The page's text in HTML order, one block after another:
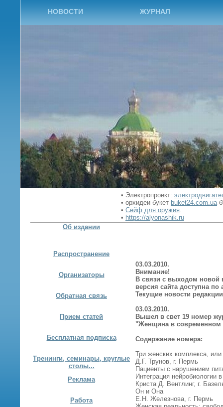
НОВОСТИ ЖУРНАЛ
• Электропроект:
• орхидеи букет buket24.com.ua
• Сейф для оружия.
• https://alyonashik.ru
Об издании
Распространение
03.03.2010.
Внимание!
В связи с выходом новой
версия сайта доступна по
Текущие новости
03.03.2010.
Вышел в свет 19 номер
"Женщина в современном
Содержание номера:
Три женских комплекса, или
Д.Г. Трунов, г. Пермь
Пациенты с нарушением
Интеграция нейробиологии
Криста Д. Вентлинг, г.
Он и Она
Е.Н. Железнова, г. Пермь
Организаторы
Обратная связь
Прием статей
Бесплатная подписка
Тренинги, семинары, круглые
столы...
Реклама
Работа